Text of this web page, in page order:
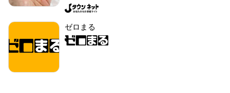
ゼロまる